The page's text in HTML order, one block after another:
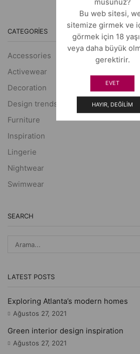
müsünüz?
Bu web sitesi,
sitemize girmek ve
görmek için 18
veya daha büyük
gerektirir.
EVET
HAYIR, DEĞILIM
CATEGORIES
Accessories
Activewear
Decoration
Design trends
Furniture
Inspiration
Lingerie
Nightwear
Swimwear
SEARCH
LATEST POSTS
Exploring Atlanta’s modern homes
Ağustos 27, 2021
Green interior design inspiration
Ağustos 27, 2021